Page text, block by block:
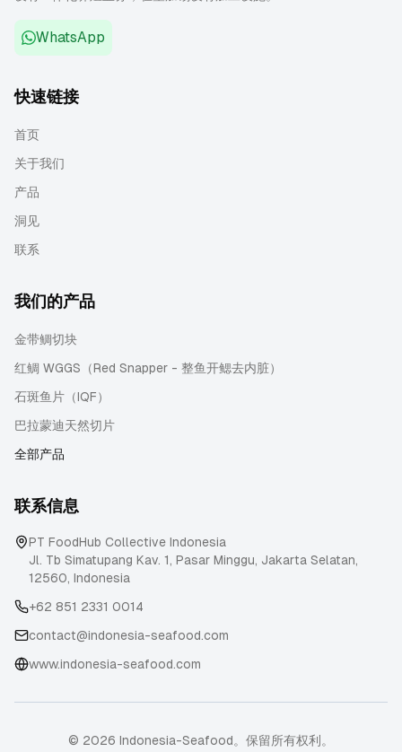
WhatsApp
快速链接
首页
关于我们
产品
洞见
联系
我们的产品
金带鲷切块
红鲷 WGGS（Red Snapper - 整鱼开鳃去内脏）
石斑鱼片（IQF）
巴拉蒙迪天然切片
全部产品
联系信息
PT FoodHub Collective Indonesia
Jl. Tb Simatupang Kav. 1, Pasar Minggu, Jakarta Selatan,
12560, Indonesia
+62 851 2331 0014
contact@indonesia-seafood.com
www.indonesia-seafood.com
© 2026 Indonesia-Seafood。保留所有权利。